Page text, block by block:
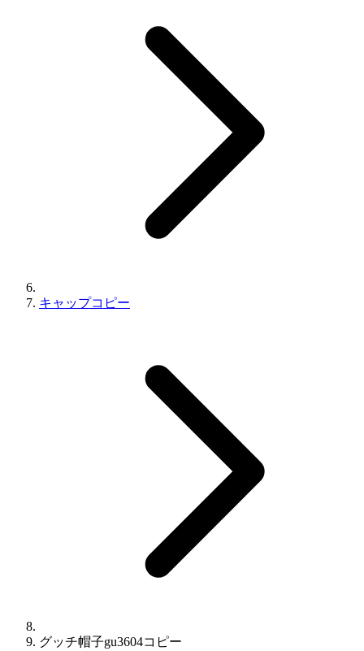
キャップコピー
グッチ帽子gu3604コピー